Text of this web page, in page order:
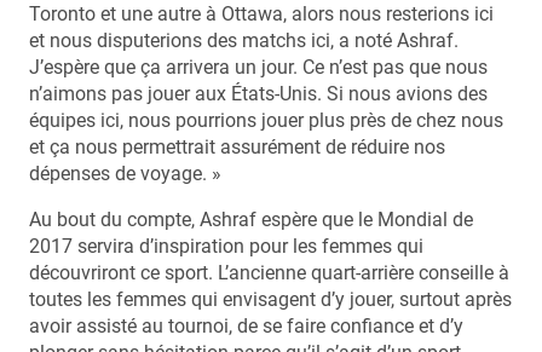
Toronto et une autre à Ottawa, alors nous resterions ici
et nous disputerions des matchs ici, a noté Ashraf.
J’espère que ça arrivera un jour. Ce n’est pas que nous
n’aimons pas jouer aux États-Unis. Si nous avions des
équipes ici, nous pourrions jouer plus près de chez nous
et ça nous permettrait assurément de réduire nos
dépenses de voyage. »
Au bout du compte, Ashraf espère que le Mondial de
2017 servira d’inspiration pour les femmes qui
découvriront ce sport. L’ancienne quart-arrière conseille à
toutes les femmes qui envisagent d’y jouer, surtout après
avoir assisté au tournoi, de se faire confiance et d’y